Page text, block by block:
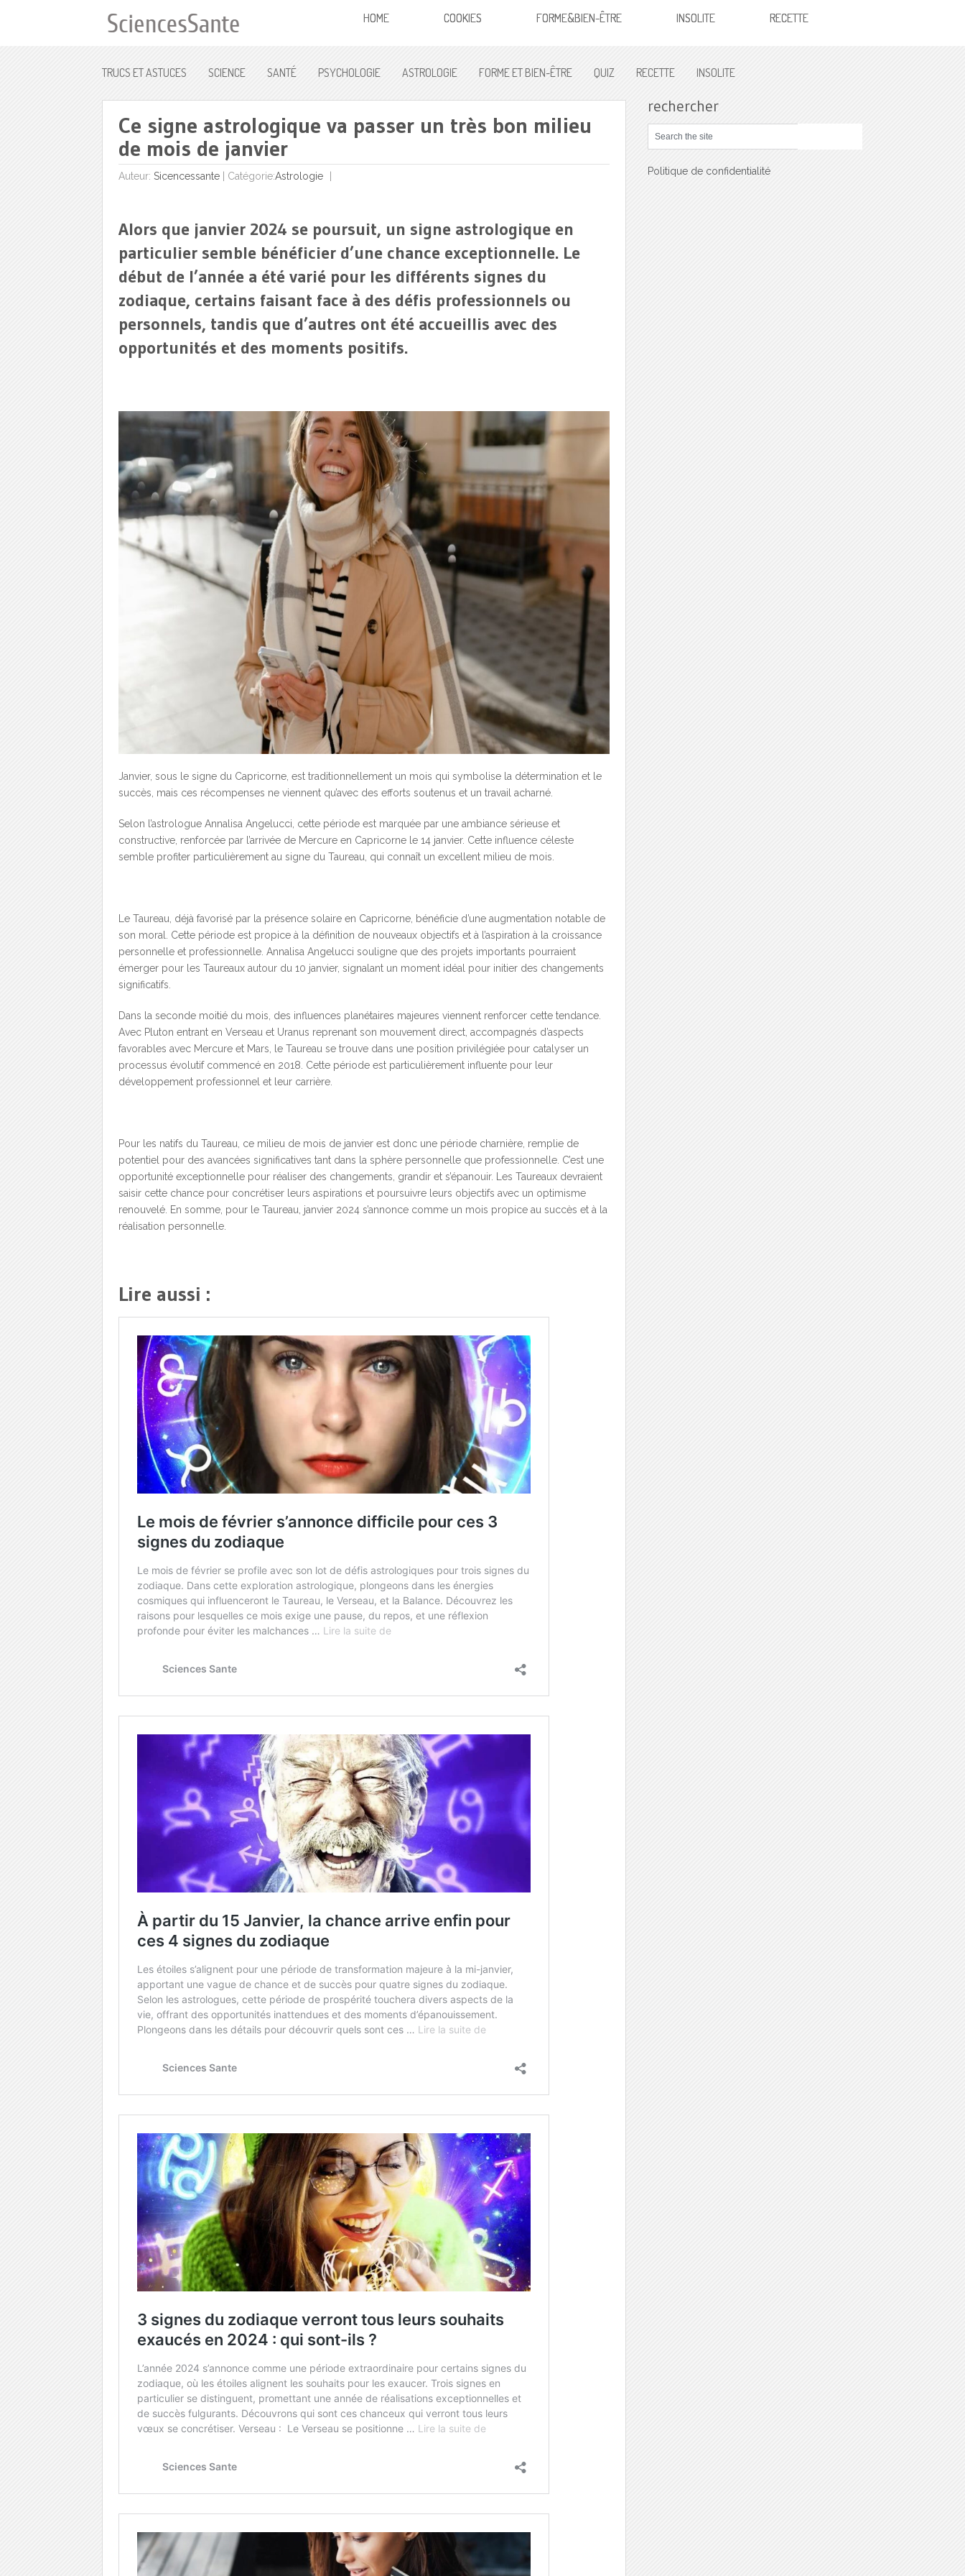
HOME COOKIES FORME&BIEN-ÊTRE INSOLITE RECETTE
TRUCS ET ASTUCES SCIENCE SANTÉ PSYCHOLOGIE ASTROLOGIE FORME ET BIEN-ÊTRE QUIZ RECETTE INSOLITE
Ce signe astrologique va passer un très bon milieu
de mois de janvier
Auteur: Sicencessante| Catégorie:Astrologie
Alors que janvier 2024 se poursuit, un signe astrologique en
particulier semble bénéficier d’une chance exceptionnelle. Le
début de l’année a été varié pour les différents signes du
zodiaque, certains faisant face à des défis professionnels ou
personnels, tandis que d’autres ont été accueillis avec des
opportunités et des moments positifs.
Janvier, sous le signe du Capricorne, est traditionnellement un mois qui symbolise la détermination et le
succès, mais ces récompenses ne viennent qu’avec des efforts soutenus et un travail acharné.
Selon l’astrologue Annalisa Angelucci, cette période est marquée par une ambiance sérieuse et
constructive, renforcée par l’arrivée de Mercure en Capricorne le 14 janvier. Cette influence céleste
semble profiter particulièrement au signe du Taureau, qui connaît un excellent milieu de mois.
Le Taureau, déjà favorisé par la présence solaire en Capricorne, bénéficie d’une augmentation notable de
son moral. Cette période est propice à la définition de nouveaux objectifs et à l’aspiration à la croissance
personnelle et professionnelle. Annalisa Angelucci souligne que des projets importants pourraient
émerger pour les Taureaux autour du 10 janvier, signalant un moment idéal pour initier des changements
significatifs.
Dans la seconde moitié du mois, des influences planétaires majeures viennent renforcer cette tendance.
Avec Pluton entrant en Verseau et Uranus reprenant son mouvement direct, accompagnés d’aspects
favorables avec Mercure et Mars, le Taureau se trouve dans une position privilégiée pour catalyser un
processus évolutif commencé en 2018. Cette période est particulièrement influente pour leur
développement professionnel et leur carrière.
Pour les natifs du Taureau, ce milieu de mois de janvier est donc une période charnière, remplie de
potentiel pour des avancées significatives tant dans la sphère personnelle que professionnelle. C’est une
opportunité exceptionnelle pour réaliser des changements, grandir et s’épanouir. Les Taureaux devraient
saisir cette chance pour concrétiser leurs aspirations et poursuivre leurs objectifs avec un optimisme
renouvelé. En somme, pour le Taureau, janvier 2024 s’annonce comme un mois propice au succès et à la
réalisation personnelle.
Lire aussi :
rechercher
Politique de confidentialité